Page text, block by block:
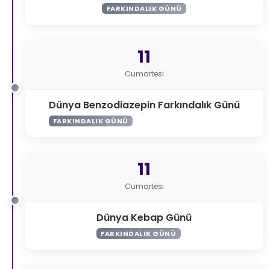
FARKINDALIK GÜNÜ
11
Cumartesi
Dünya Benzodiazepin Farkındalık Günü
FARKINDALIK GÜNÜ
11
Cumartesi
Dünya Kebap Günü
FARKINDALIK GÜNÜ